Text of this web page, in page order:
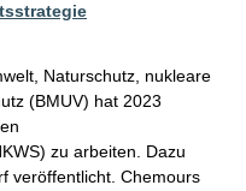
Naturschutz, nukleare
(BMUV) hat 2023
zu arbeiten. Dazu
veröffentlicht. Chemours